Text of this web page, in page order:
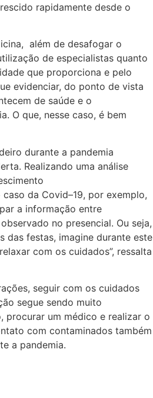
rapidamente desde o
, além de desafogar o
de especialistas quanto
que proporciona e pelo
evidenciar, do ponto de vista
de saúde e o
O que, nesse caso, é bem
durante a pandemia
Realizando uma análise
caso da Covid–19, por exemplo,
a informação entre
no presencial. Ou seja,
das festas, imagine durante este
com os cuidados”, ressalta
seguir com os cuidados
segue sendo muito
procurar um médico e realizar o
com contaminados também
a pandemia.